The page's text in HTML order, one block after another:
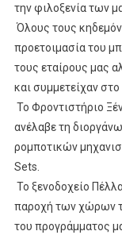
την φιλοξενία των
Όλους τους
προετοιμασία του
τους εταίρους μας
και συμμετείχαν
Το Φροντιστήριο
ανέλαβε τη
ρομποτικών
Sets.
Το ξενοδοχείο
παροχή των χώρων
του προγράμματος